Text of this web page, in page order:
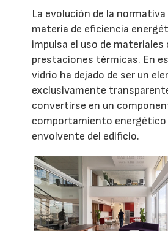
La evolución de la normativa
materia de eficiencia
impulsa el uso de materiales
prestaciones térmicas. En
vidrio ha dejado de ser un
exclusivamente
convertirse en un
comportamiento energético
envolvente del edificio.